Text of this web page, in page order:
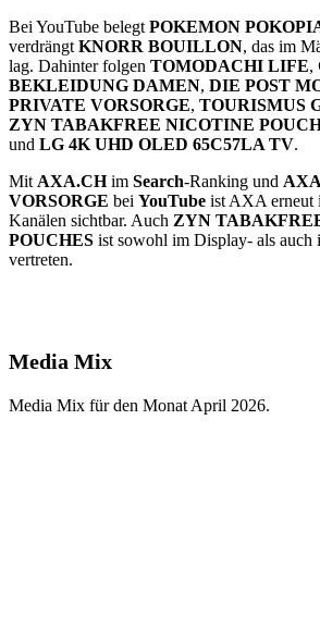
Bei YouTube belegt POKEMON
verdrängt KNORR BOUILLON, das im
lag. Dahinter folgen TOMODACHI LIFE,
BEKLEIDUNG DAMEN, DIE POST
PRIVATE VORSORGE, TOURISMUS
ZYN TABAKFREE NICOTINE
und LG 4K UHD OLED 65C57LA TV.
Mit AXA.CHim Search-Ranking und
VORSORGE bei YouTube ist AXA erneut
Kanälen sichtbar. Auch ZYN
POUCHES ist sowohl im Display- als auch
vertreten.
Media Mix
Media Mix für den Monat April 2026.